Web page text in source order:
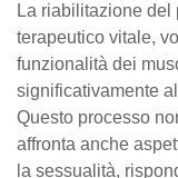
La riabilitazione
terapeutico vitale,
funzionalità dei
significativamente
Questo processo
affronta anche
la sessualità,